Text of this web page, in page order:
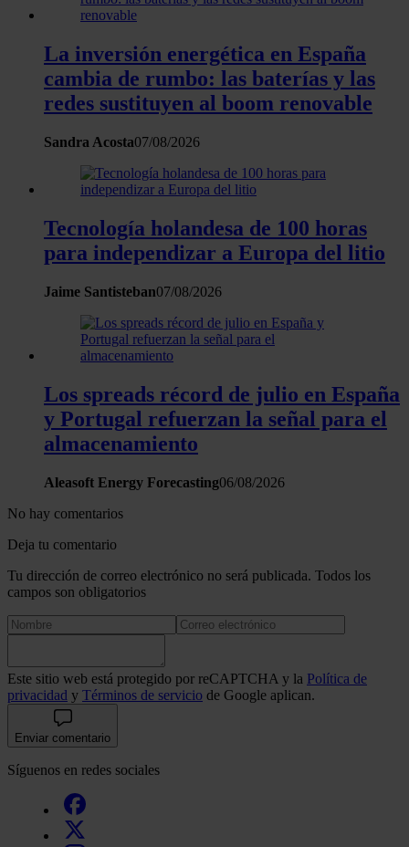
Las cookies de este sitio web se usan para personalizar el
analizar el tráfico. Además, compartimos información sobre
uso que haga del sitio web con nuestros partners de redes
sociales, publicidad y análisis web, quienes pueden
recopilado a partir del uso que haya hecho de sus servicios.
La inversión energética en España
cambia de rumbo: las baterías y las
redes sustituyen al boom renovable
Sandra Acosta07/08/2026
Tecnología holandesa de 100 horas
para independizar a Europa del litio
Jaime Santisteban07/08/2026
Los spreads récord de julio en España
y Portugal refuerzan la señal para el
almacenamiento
Aleasoft Energy Forecasting06/08/2026
No hay comentarios
Deja tu comentario
Tu dirección de correo electrónico no será publicada. Todos los
campos son obligatorios
Este sitio web está protegido por reCAPTCHA y la Política de
privacidad y Términos de servicio de Google aplican.
Enviar comentario
Síguenos en redes sociales